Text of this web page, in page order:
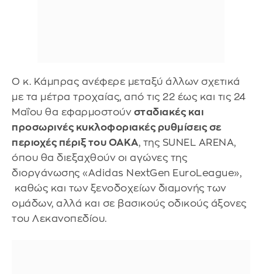
O κ. Κάμπρας ανέφερε μεταξύ άλλων σχετικά
με τα μέτρα τροχαίας, από τις 22 έως και τις 24
Μαΐου θα εφαρμοστούν σταδιακές και
προσωρινές κυκλοφοριακές ρυθμίσεις σε
περιοχές πέριξ του ΟΑΚΑ, της SUNEL ARENA,
όπου θα διεξαχθούν οι αγώνες της
διοργάνωσης «Adidas NextGen EuroLeague»,
καθώς και των ξενοδοχείων διαμονής των
ομάδων, αλλά και σε βασικούς οδικούς άξονες
του Λεκανοπεδίου.